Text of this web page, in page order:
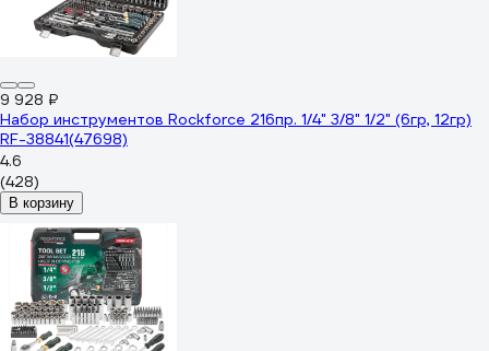
9 928 ₽
Набор инструментов Rockforce 216пр. 1/4" 3/8" 1/2" (6гр, 12гр)
RF-38841(47698)
4.6
(428)
В корзину